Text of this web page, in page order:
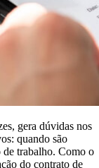
gera dúvidas nos
quando são
de trabalho. Como o
do contrato de